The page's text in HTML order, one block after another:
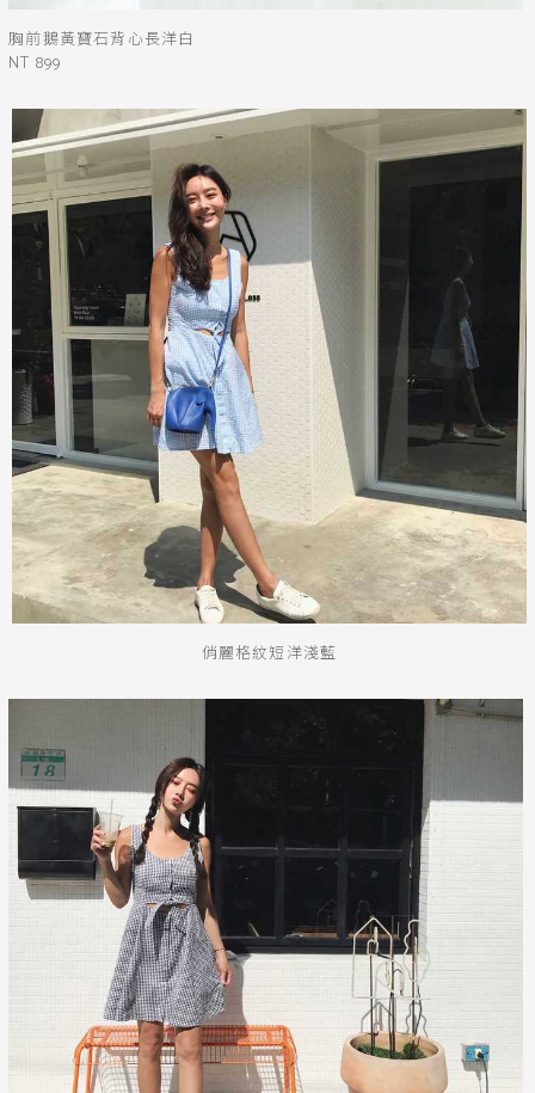
胸前鵝黃寶石背心長洋白
NT 899
俏麗格紋短洋淺藍